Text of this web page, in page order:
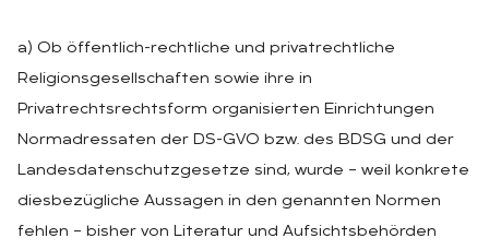
a) Ob öffentlich-rechtliche und privatrechtliche
Religionsgesellschaften sowie ihre in
Privatrechtsrechtsform organisierten Einrichtungen
Normadressaten der DS-GVO bzw. des BDSG und der
Landesdatenschutzgesetze sind, wurde – weil konkrete
diesbezügliche Aussagen in den genannten Normen
fehlen – bisher von Literatur und Aufsichtsbehörden